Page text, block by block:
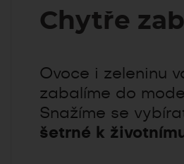
Chytře
Ovoce i zeleninu
zabalíme do
Snažíme se
šetrné k